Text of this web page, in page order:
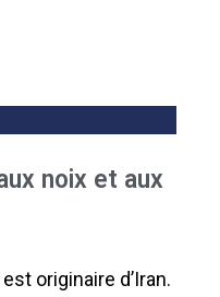
noix et aux
originaire d’Iran.